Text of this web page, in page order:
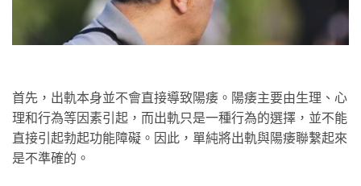
首先，出軌本身並不會直接導致陽痿。陽痿主要由生理、心
理和行為等因素引起，而出軌只是一種行為的選擇，並不能
直接引起勃起功能障礙。因此，單純將出軌與陽痿聯繫起來
是不準確的。